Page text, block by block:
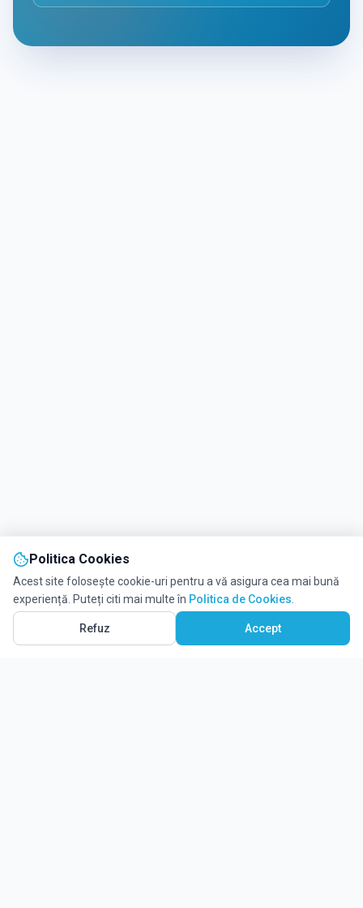
Politica Cookies
Acest site folosește cookie-uri pentru a vă asigura cea mai bună
experiență. Puteți citi mai multe în Politica de Cookies
Refuz Accept